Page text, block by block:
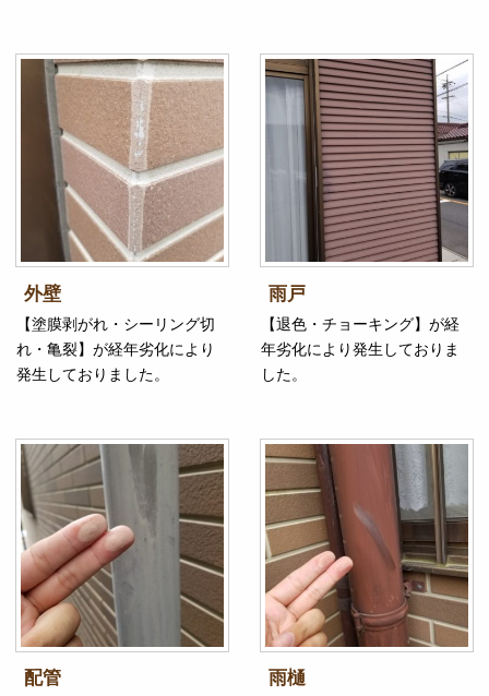
外壁
【塗膜剥がれ・シーリング切
れ・亀裂】が経年劣化により
発生しておりました。
雨戸
【退色・チョーキング】が経
年劣化により発生しておりま
した。
配管 雨樋